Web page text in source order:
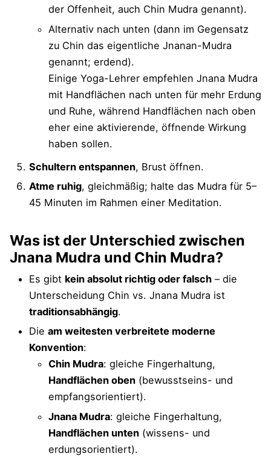
der Offenheit, auch Chin Mudra genannt).
Alternativ nach unten (dann im Gegensatz
zu Chin das eigentliche Jnanan-Mudra
genannt; erdend).
Einige Yoga-Lehrer empfehlen Jnana Mudra
mit Handflächen nach unten für mehr Erdung
und Ruhe, während Handflächen nach oben
eher eine aktivierende, öffnende Wirkung
haben sollen.
Schultern entspannen, Brust öffnen.
Atme ruhig, gleichmäßig; halte das Mudra für 5–
45 Minuten im Rahmen einer Meditation.
Was ist der Unterschied zwischen
Jnana Mudra und Chin Mudra?
Es gibt kein absolut richtig oder falsch – die
Unterscheidung Chin vs. Jnana Mudra ist
traditionsabhängig.
Die am weitesten verbreitete moderne
Konvention:
Chin Mudra: gleiche Fingerhaltung,
Handflächen oben (bewusstseins- und
empfangsorientiert).
Jnana Mudra: gleiche Fingerhaltung,
Handflächen unten (wissens- und
erdungsorientiert).